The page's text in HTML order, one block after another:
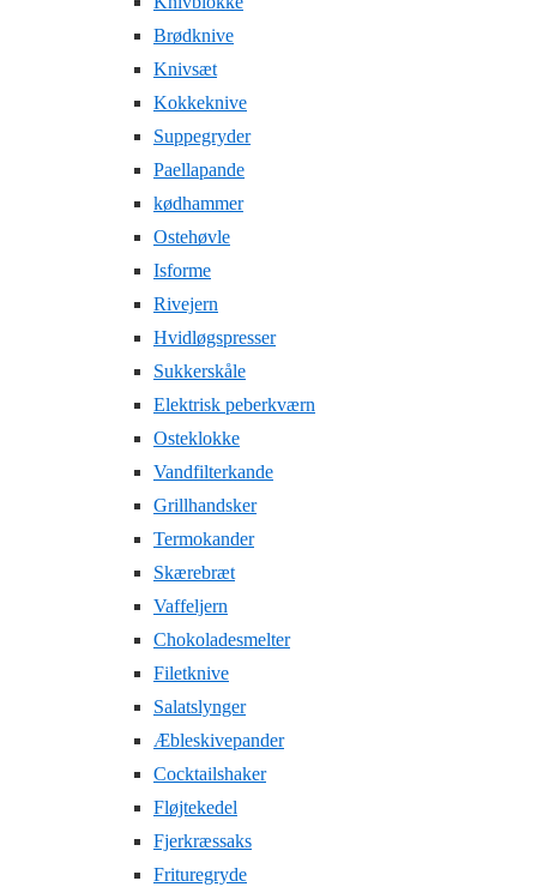
Brødknive
Knivsæt
Kokkeknive
Suppegryder
Paellapande
kødhammer
Ostehøvle
Isforme
Rivejern
Hvidløgspresser
Sukkerskåle
Elektrisk peberkværn
Osteklokke
Vandfilterkande
Grillhandsker
Termokander
Skærebræt
Vaffeljern
Chokoladesmelter
Filetknive
Salatslynger
Æbleskivepander
Cocktailshaker
Fløjtekedel
Fjerkræssaks
Frituregryde